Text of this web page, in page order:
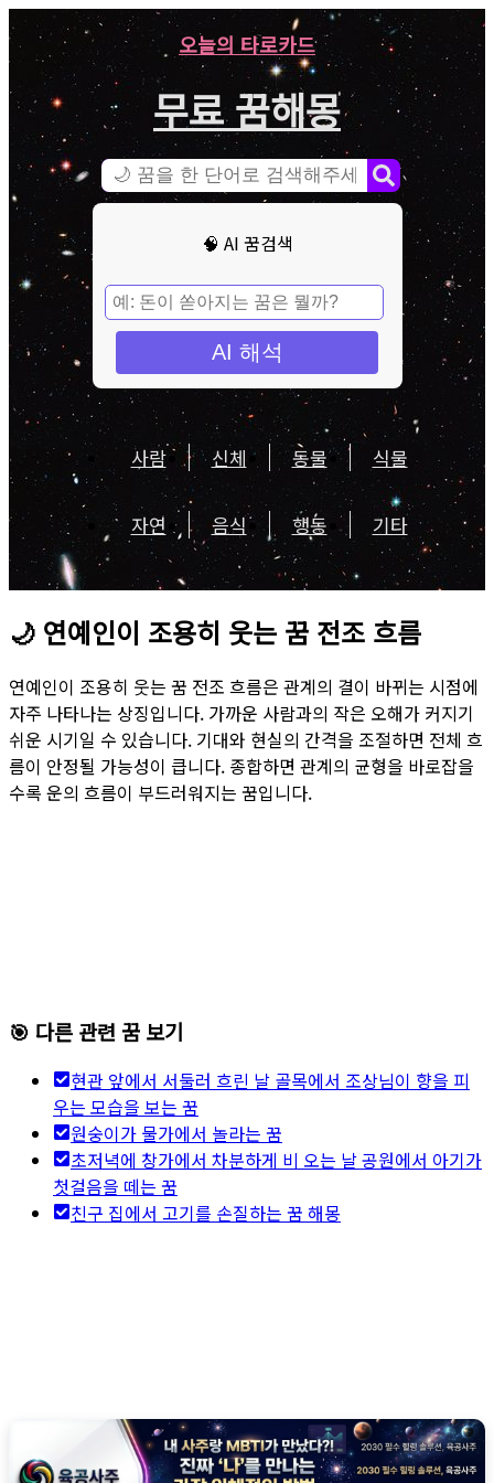
오늘의 타로카드
무료 꿈해몽
🧠 AI 꿈검색
AI 해석
사람 신체 동물 식물
자연 음식 행동 기타
🌙 연예인이 조용히 웃는 꿈 전조 흐름
연예인이 조용히 웃는 꿈 전조 흐름은 관계의 결이 바뀌는 시점에
자주 나타나는 상징입니다. 가까운 사람과의 작은 오해가 커지기
쉬운 시기일 수 있습니다. 기대와 현실의 간격을 조절하면 전체 흐
름이 안정될 가능성이 큽니다. 종합하면 관계의 균형을 바로잡을
수록 운의 흐름이 부드러워지는 꿈입니다.
🎯 다른 관련 꿈 보기
현관 앞에서 서둘러 흐린 날 골목에서 조상님이 향을 피
우는 모습을 보는 꿈
원숭이가 물가에서 놀라는 꿈
초저녁에 창가에서 차분하게 비 오는 날 공원에서 아기가
첫걸음을 떼는 꿈
친구 집에서 고기를 손질하는 꿈 해몽